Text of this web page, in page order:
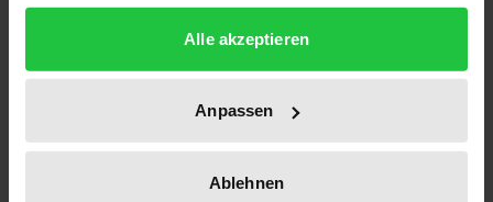
gesammelt haben.
Alle akzeptieren
Anpassen
Ablehnen
der Herstellung von Computeranimationen und der
die wichtigsten urheber- und
persönlichkeitsrechtlichen Aspekte der neuen
Computertechniken anschaulich dargestellt. Neben